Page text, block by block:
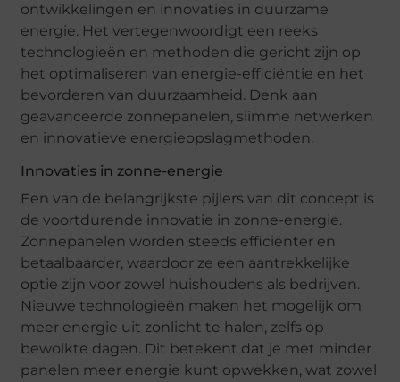
ontwikkelingen en innovaties in duurzame
energie. Het vertegenwoordigt een reeks
technologieën en methoden die gericht zijn op
het optimaliseren van energie-efficiëntie en het
bevorderen van duurzaamheid. Denk aan
geavanceerde zonnepanelen, slimme netwerken
en innovatieve energieopslagmethoden.
Innovaties in zonne-energie
Een van de belangrijkste pijlers van dit concept is
de voortdurende innovatie in zonne-energie.
Zonnepanelen worden steeds efficiënter en
betaalbaarder, waardoor ze een aantrekkelijke
optie zijn voor zowel huishoudens als bedrijven.
Nieuwe technologieën maken het mogelijk om
meer energie uit zonlicht te halen, zelfs op
bewolkte dagen. Dit betekent dat je met minder
panelen meer energie kunt opwekken, wat zowel